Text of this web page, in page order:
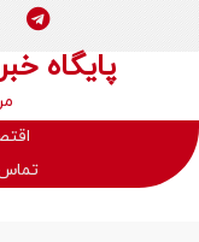
پایگاه
تماس